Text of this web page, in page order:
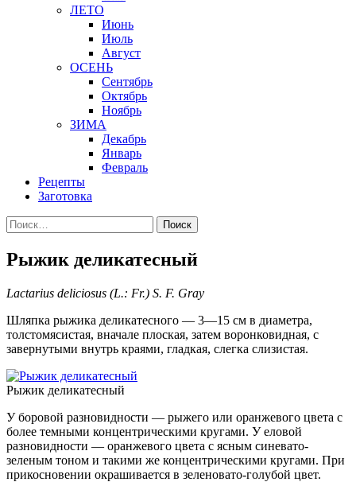
ЛЕТО
Июнь
Июль
Август
ОСЕНЬ
Сентябрь
Октябрь
Ноябрь
ЗИМА
Декабрь
Январь
Февраль
Рецепты
Заготовка
Найти:
Рыжик деликатесный
Lactarius deliciosus (L.: Fr.) S. F. Gray
Шляпка рыжика деликатесного — 3—15 см в диаметра,
толстомясистая, вначале плоская, затем воронковидная, с
завернутыми внутрь краями, гладкая, слегка слизистая.
Рыжик деликатесный
У боровой разновидности — рыжего или оранжевого цвета с
более темными концентрическими кругами. У еловой
разновидности — оранжевого цвета с ясным синевато-
зеленым тоном и такими же концентрическими кругами. При
прикосновении окрашивается в зеленовато-голубой цвет.